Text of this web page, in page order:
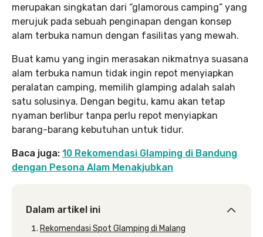
merupakan singkatan dari “glamorous camping” yang
merujuk pada sebuah penginapan dengan konsep
alam terbuka namun dengan fasilitas yang mewah.
Buat kamu yang ingin merasakan nikmatnya suasana
alam terbuka namun tidak ingin repot menyiapkan
peralatan camping, memilih glamping adalah salah
satu solusinya. Dengan begitu, kamu akan tetap
nyaman berlibur tanpa perlu repot menyiapkan
barang-barang kebutuhan untuk tidur.
Baca juga: 10 Rekomendasi Glamping di Bandung
dengan Pesona Alam Menakjubkan
Dalam artikel ini
Rekomendasi Spot Glamping di Malang